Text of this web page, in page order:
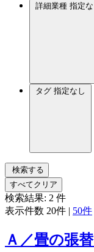
詳細業種 指定な
タグ 指定なし
検索する
すべてクリア
検索結果: 2 件
表示件数 20件 | 50件
Ａ／畳の張